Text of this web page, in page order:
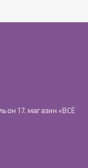
17. магазин «ВСЁ